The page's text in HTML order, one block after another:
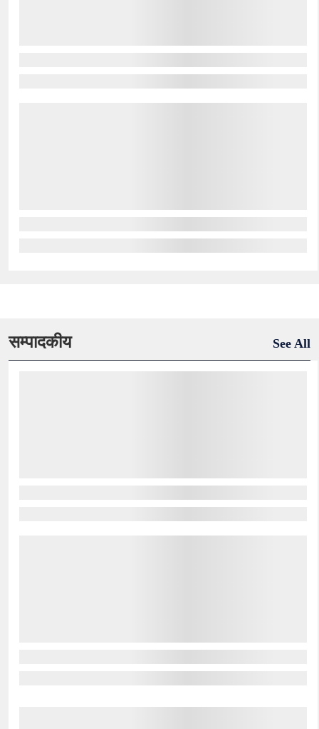
सम्पादकीय See All